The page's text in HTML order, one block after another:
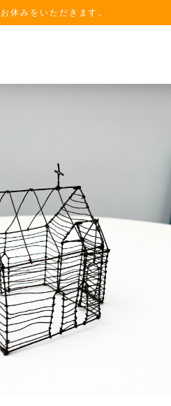
休みをいただきます。